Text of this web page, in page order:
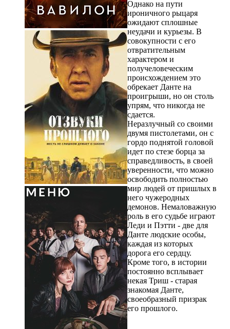
Однако на пути
ироничного рыцаря
ожидают сплошные
неудачи и курьезы. В
совокупности с его
отвратительным
характером и
получеловеческим
происхождением это
обрекает Данте на
проигрыши, но он столь
упрям, что никогда не
сдается.
Неразлучный со своими
двумя пистолетами, он с
гордо поднятой головой
идет по стезе борца за
справедливость, в своей
уверенности, что можно
освободить полностью
мир людей от пришлых в
него чужеродных
демонов. Немаловажную
роль в его судьбе играют
Леди и Пэтти - две для
Данте людские особы,
каждая из которых
дорога его сердцу.
Кроме того, в истории
постоянно всплывает
некая Триш - старая
знакомая Данте,
своеобразный призрак
его прошлого.